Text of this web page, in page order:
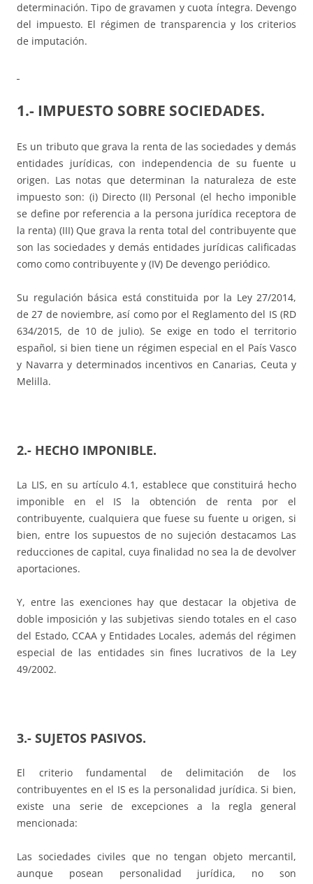
determinación. Tipo de gravamen y cuota íntegra. Devengo
del impuesto. El régimen de transparencia y los criterios
de imputación.
1.- IMPUESTO SOBRE SOCIEDADES.
Es un tributo que grava la renta de las sociedades y demás
entidades jurídicas, con independencia de su fuente u
origen. Las notas que determinan la naturaleza de este
impuesto son: (i) Directo (II) Personal (el hecho imponible
se define por referencia a la persona jurídica receptora de
la renta) (III) Que grava la renta total del contribuyente que
son las sociedades y demás entidades jurídicas calificadas
como como contribuyente y (IV) De devengo periódico.
Su regulación básica está constituida por la Ley 27/2014,
de 27 de noviembre, así como por el Reglamento del IS (RD
634/2015, de 10 de julio). Se exige en todo el territorio
español, si bien tiene un régimen especial en el País Vasco
y Navarra y determinados incentivos en Canarias, Ceuta y
Melilla.
2.- HECHO IMPONIBLE.
La LIS, en su artículo 4.1, establece que constituirá hecho
imponible en el IS la obtención de renta por el
contribuyente, cualquiera que fuese su fuente u origen, si
bien, entre los supuestos de no sujeción destacamos Las
reducciones de capital, cuya finalidad no sea la de devolver
aportaciones.
Y, entre las exenciones hay que destacar la objetiva de
doble imposición y las subjetivas siendo totales en el caso
del Estado, CCAA y Entidades Locales, además del régimen
especial de las entidades sin fines lucrativos de la Ley
49/2002.
3.- SUJETOS PASIVOS.
El criterio fundamental de delimitación de los
contribuyentes en el IS es la personalidad jurídica. Si bien,
existe una serie de excepciones a la regla general
mencionada:
Las sociedades civiles que no tengan objeto mercantil,
aunque posean personalidad jurídica, no son